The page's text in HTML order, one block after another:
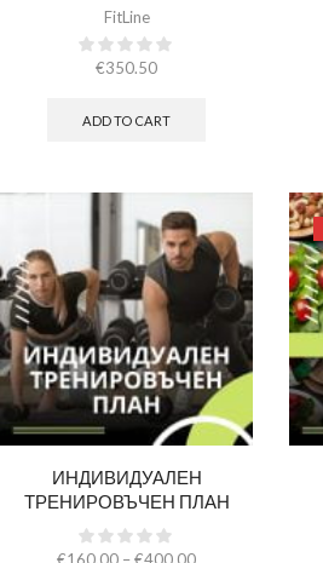
FitLine
€350.50
ADD TO CART
ИНДИВИДУАЛЕН
ТРЕНИРОВЪЧЕН ПЛАН